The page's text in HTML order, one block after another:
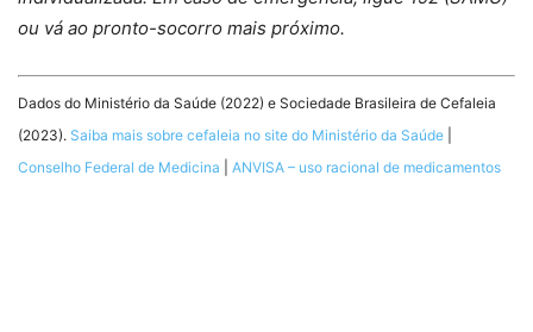
ou vá ao pronto-socorro mais próximo.
Dados do Ministério da Saúde (2022) e Sociedade Brasileira de Cefaleia
(2023). Saiba mais sobre cefaleia no site do Ministério da Saúde
Conselho Federal de Medicina
ANVISA – uso racional de medicamentos